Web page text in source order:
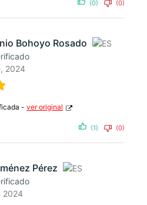
(0) (0)
Bohoyo Rosado
2024
- ver original
(1) (0)
Pérez
2024